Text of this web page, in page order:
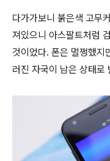
다가가보니 붉은색 고무
져있으니 아스팔트처럼
것이었다. 폰은 멀쩡했지
러진 자국이 남은 상태로